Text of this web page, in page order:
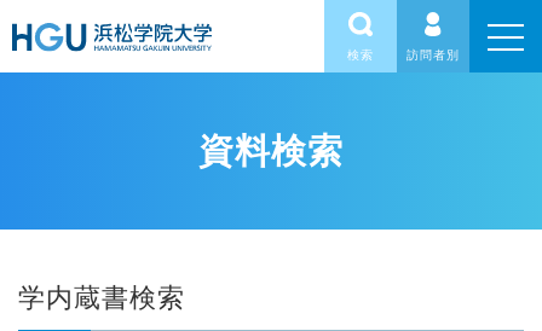
検索 訪問者別
資料検索
学内蔵書検索